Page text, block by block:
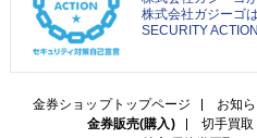
株式会社ガジーゴは
SECURITY
金券ショップトップページ お知
金券販売(購入)
切手買取